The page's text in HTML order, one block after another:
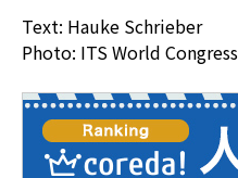
Text: Hauke Schrieber
Photo: ITS World